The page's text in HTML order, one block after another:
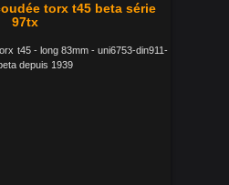
torx t45 beta série
97tx
t45 - long 83mm - uni6753-din911-
depuis 1939